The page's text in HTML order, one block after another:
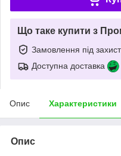
Що таке купити з
Замовлення під
Доступна доставка
Опис Характеристики
Опис